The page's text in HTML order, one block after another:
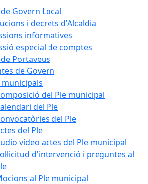
Govern Local
i decrets d'Alcaldia
informatives
especial de comptes
de Portaveus
de Govern
municipals
del Ple municipal
del Ple
del Ple
del Ple
vídeo actes del Ple municipal
d'intervenció i preguntes al
al Ple municipal